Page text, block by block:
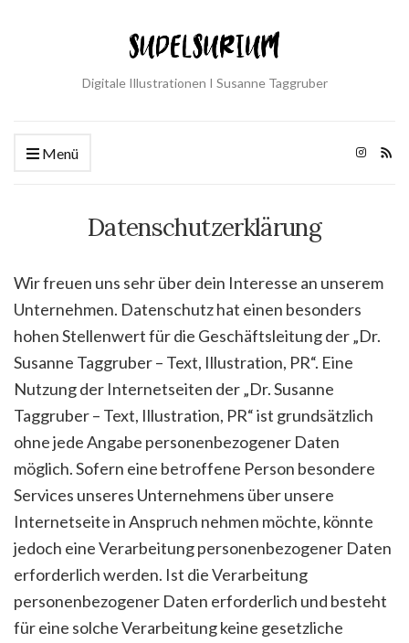
Digitale Illustrationen I Susanne Taggruber
Menü
Datenschutzerklärung
Wir freuen uns sehr über dein Interesse an unserem
Unternehmen. Datenschutz hat einen besonders
hohen Stellenwert für die Geschäftsleitung der „Dr.
Susanne Taggruber – Text, Illustration, PR“. Eine
Nutzung der Internetseiten der „Dr. Susanne
Taggruber – Text, Illustration, PR“ ist grundsätzlich
ohne jede Angabe personenbezogener Daten
möglich. Sofern eine betroffene Person besondere
Services unseres Unternehmens über unsere
Internetseite in Anspruch nehmen möchte, könnte
jedoch eine Verarbeitung personenbezogener Daten
erforderlich werden. Ist die Verarbeitung
personenbezogener Daten erforderlich und besteht
für eine solche Verarbeitung keine gesetzliche